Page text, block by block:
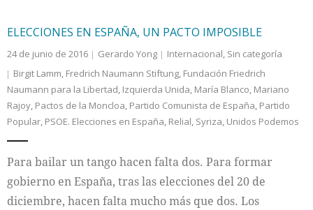
ELECCIONES EN ESPAÑA, UN PACTO IMPOSIBLE
24 de junio de 2016 Gerardo Yong Internacional, Sin categoría
Birgit Lamm, Fredrich Naumann Stiftung, Fundación Friedrich
Naumann para la Libertad, Izquierda Unida, María Blanco, Mariano
Rajoy, Pactos de la Moncloa, Partido Comunista de España, Partido
Popular, PSOE. Elecciones en España, Relial, Syriza, Unidos Podemos
Para bailar un tango hacen falta dos. Para formar
gobierno en España, tras las elecciones del 20 de
diciembre, hacen falta mucho más que dos. Los